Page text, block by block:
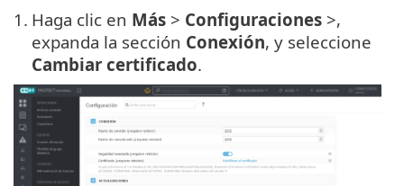
1. Haga clic en Más > Configuraciones >,
expanda la sección Conexión, y seleccione
Cambiar certificado.